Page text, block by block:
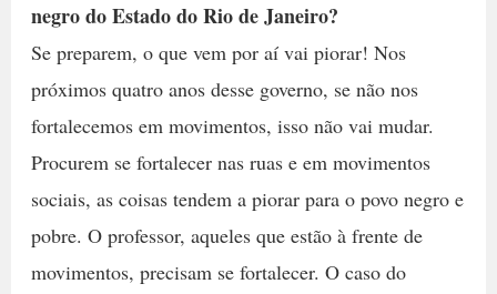
negro do Estado do Rio de Janeiro?
Se preparem, o que vem por aí vai piorar! Nos
próximos quatro anos desse governo, se não nos
fortalecemos em movimentos, isso não vai mudar.
Procurem se fortalecer nas ruas e em movimentos
sociais, as coisas tendem a piorar para o povo negro e
pobre. O professor, aqueles que estão à frente de
movimentos, precisam se fortalecer. O caso do